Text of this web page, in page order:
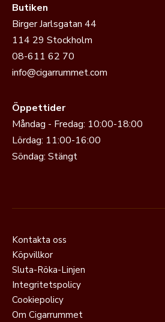
Butiken
Birger Jarlsgatan 44
114 29 Stockholm
08-611 62 70
info@cigarrummet.com
Öppettider
Måndag - Fredag: 10:00-18:00
Lördag: 11:00-16:00
Söndag: Stängt
Kontakta oss
Köpvillkor
Sluta-Röka-Linjen
Integritetspolicy
Cookiepolicy
Om Cigarrummet